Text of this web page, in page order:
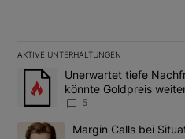
AKTIVE UNTERHALTUNGEN
Das Folgende ist eine Liste
Ein Trendartikel mit dem Titel
Unerwartet tiefe
könnte Goldpreis
5
Ein Trendartikel mit dem Titel
Margin Calls bei